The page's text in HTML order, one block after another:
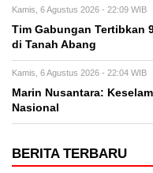
Kamis, 6 Agustus 2026 - 22:09 WIB
Tim Gabungan Tertibkan
di Tanah Abang
Kamis, 6 Agustus 2026 - 22:04 WIB
Marin Nusantara:
Nasional
BERITA TERBARU